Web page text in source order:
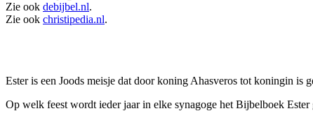
Zie ook debijbel.nl.
Zie ook christipedia.nl.
Ester is een Joods meisje dat door koning Ahasveros tot koningin is
Op welk feest wordt ieder jaar in elke synagoge het Bijbelboek Ester